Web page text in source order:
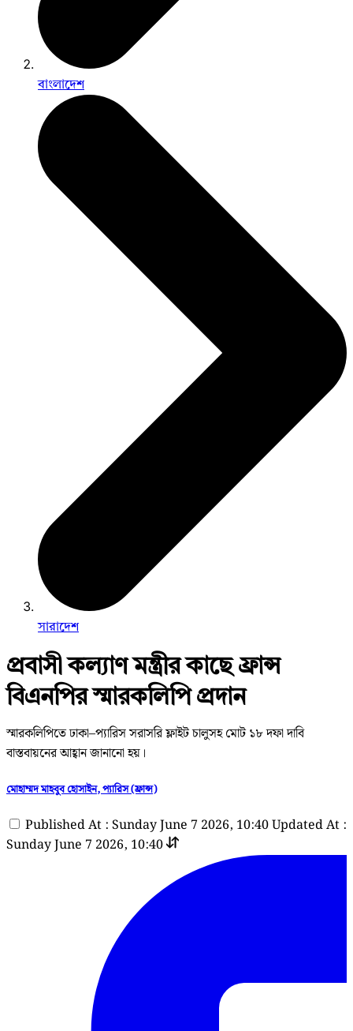
বাংলাদেশ
সারাদেশ
প্রবাসী কল্যাণ মন্ত্রীর কাছে ফ্রান্স
বিএনপির স্মারকলিপি প্রদান
স্মারকলিপিতে ঢাকা–প্যারিস সরাসরি ফ্লাইট চালুসহ মোট ১৮ দফা দাবি
বাস্তবায়নের আহ্বান জানানো হয়।
মোহাম্মদ মাহবুব হোসাইন, প্যারিস (ফ্রান্স)
Published At : Sunday June 7 2026, 10:40Updated At :
Sunday June 7 2026, 10:40